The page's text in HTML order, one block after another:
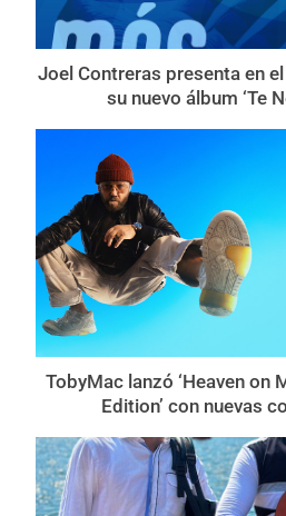
Joel Contreras presenta en
su nuevo álbum ‘Te
TobyMac lanzó ‘Heaven on
Edition’ con nuevas